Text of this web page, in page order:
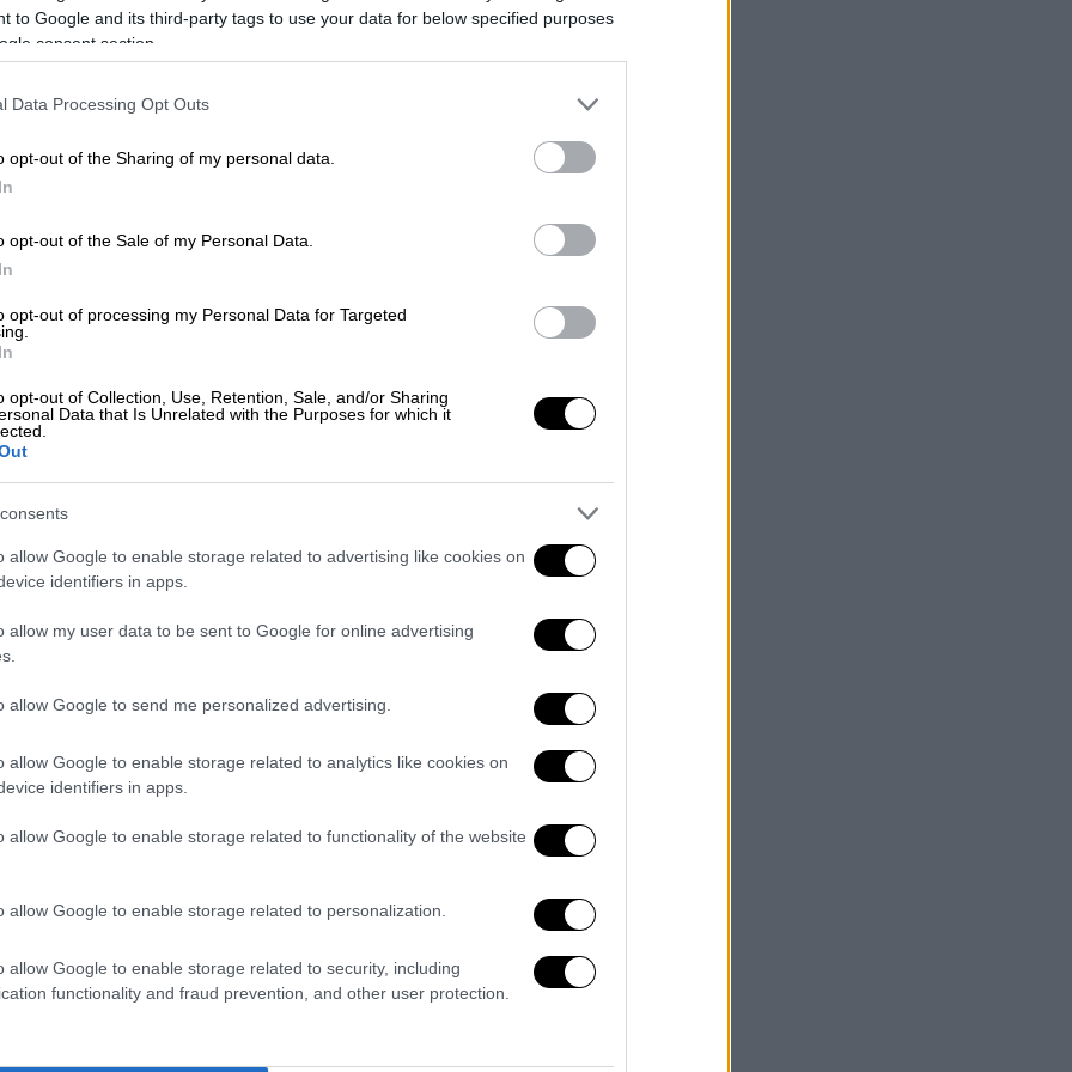
to Google and its third-party tags to use your data for below specified purposes
consent section.
Data Processing Opt Outs
opt-out of the Sharing of my personal data.
opt-out of the Sale of my Personal Data.
opt-out of processing my Personal Data for Targeted
opt-out of Collection, Use, Retention, Sale, and/or Sharing
Data that Is Unrelated with the Purposes for which it
allow Google to enable storage related to advertising like cookies on
identifiers in apps.
allow my user data to be sent to Google for online advertising
allow Google to send me personalized advertising.
allow Google to enable storage related to analytics like cookies on
identifiers in apps.
allow Google to enable storage related to functionality of the website
allow Google to enable storage related to personalization.
allow Google to enable storage related to security, including
functionality and fraud prevention, and other user protection.
ενημέρωσης, η γκρίζα φάλαινα είχε
εκπνεύσει όταν ο αναβάτης του τζετ σκι
Το βίντεο που τραβήχτηκε από
πρόσκρουσης, με το τζετ σκι και τον
στον αέρα πριν καταλήξουν με
που βρίσκονταν στην περιοχή,
δευτερόλεπτα.
επικράτησε πανικός, αφού κανείς
είχε επιβιώσει από τη σύγκρουση
στο νερό, σε απόσταση από το
στο σημείο.
video
Κολομβίας επιβεβαίωσαν ότιο
σοβαρή αλλά σταθερή κατάσταση.
Rock και την περιοχή του English